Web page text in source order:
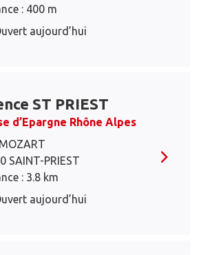
: 400 m
aujourd’hui
ST PRIEST
d’Epargne Rhône Alpes
SAINT-PRIEST
: 3.8 km
aujourd’hui